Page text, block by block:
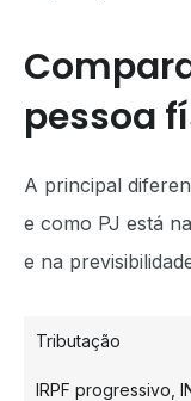
pessoa
A principal
e como PJ está
e na
Tributação
IRPF progressivo,